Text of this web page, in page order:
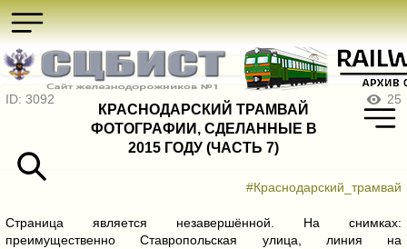
ID: 3092
КРАСНОДАРСКИЙ ТРАМВАЙ
ФОТОГРАФИИ, СДЕЛАННЫЕ В
2015 ГОДУ (ЧАСТЬ 7)
25
#Краснодарский_трамвай
Страница является незавершённой. На снимках:
преимущественно Ставропольская улица, линия на